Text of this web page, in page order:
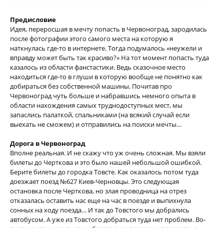
Предисловие
Идея, переросшая в мечту попасть в Червоноград, зародилась
после фотографии этого самого места на которую я
наткнулась где-то в интернете. Тогда подумалось «неужели и
вправду может быть так красиво?» На тот момент попасть туда
казалось из области фанстастики. Ведь сказочное место
находиться где-то в глуши в которую вообще не понятно как
добираться без собственной машины. Почитав про
Червоноград чуть больше и набравшись немного опыта в
области нахождения самых труднодоступных мест, мы
запаслись палаткой, спальниками (на всякий случай если
выехать не сможем) и отправились на поиски мечты…
Дорога в Червоноград
Вполне реальная. И не скажу что уж очень сложная. Мы взяли
билеты до Черткова и это было нашей небольшой ошибкой.
Берите билеты до городка Товсте. Как оказалось потом туда
доезжает поезд №627 Киев-Черновцы. Это следующая
остановка после Черткова, но злая проводница на отрез
отказалась оставить нас еще на час в поезде и выпихнула
сонных на ходу поезда… И так до Товстого мы добрались
автобусом. А уже из Товстого добраться туда нет проблем. Во-